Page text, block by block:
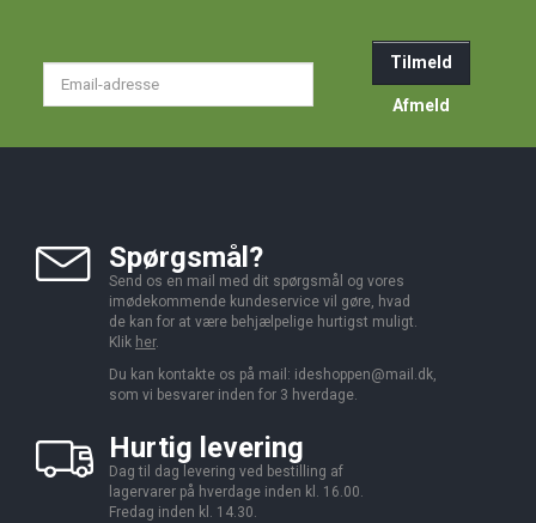
Tilmeld
Afmeld
Spørgsmål?
Send os en mail med dit spørgsmål og vores
imødekommende kundeservice vil gøre, hvad
de kan for at være behjælpelige hurtigst muligt.
Klik her.
Du kan kontakte os på mail: ideshoppen@mail.dk,
som vi besvarer inden for 3 hverdage.
Hurtig levering
Dag til dag levering ved bestilling af
lagervarer på hverdage inden kl. 16.00.
Fredag inden kl. 14.30.